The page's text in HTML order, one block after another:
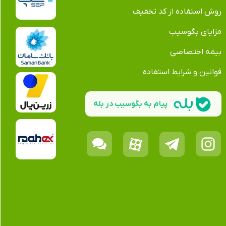
روش استفاده از کد تخفیف
مزایای بگوسیب
بیمه اختصاصی
قوانین و شرایط استفاده
پیام به بگوسیب در بله